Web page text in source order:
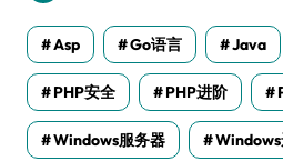
Asp Go语言 Java
PHP安全 PHP进阶
Windows服务器